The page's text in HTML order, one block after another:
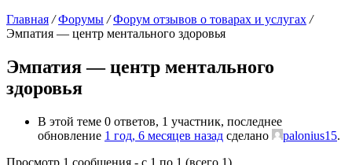
Главная / Форумы / Форум отзывов о товарах и услугах /
Эмпатия — центр ментального здоровья
Эмпатия — центр ментального
здоровья
В этой теме 0 ответов, 1 участник, последнее
обновление 1 год, 6 месяцев назад сделано palonius15.
Просмотр 1 сообщения - с 1 по 1 (всего 1)